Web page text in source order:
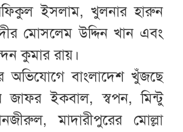
ইসলাম, খুলনার হারুন
মোসলেম উদ্দিন খান এবং
কুমার রায়।
অভিযোগে বাংলাদেশ খুঁজছে
জাফর ইকবাল, স্বপন, মিন্টু
মাদারীপুরের মোল্লা